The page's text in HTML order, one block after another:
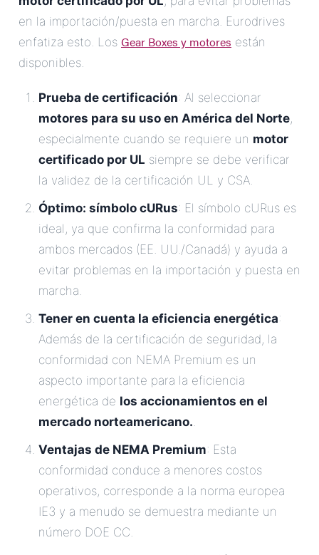
en la importación/puesta en marcha. Eurodrives
enfatiza esto. Los Gear Boxes y motores están
disponibles.
Prueba de certificación: Al seleccionar
motores para su uso en América del Norte,
especialmente cuando se requiere un motor
certificado por UL siempre se debe verificar
la validez de la certificación UL y CSA.
Óptimo: símbolo cURus: El símbolo cURus es
ideal, ya que confirma la conformidad para
ambos mercados (EE. UU./Canadá) y ayuda a
evitar problemas en la importación y puesta en
marcha.
Tener en cuenta la eficiencia energética:
Además de la certificación de seguridad, la
conformidad con NEMA Premium es un
aspecto importante para la eficiencia
energética de los accionamientos en el
mercado norteamericano..
Ventajas de NEMA Premium: Esta
conformidad conduce a menores costos
operativos, corresponde a la norma europea
IE3 y a menudo se demuestra mediante un
número DOE CC.